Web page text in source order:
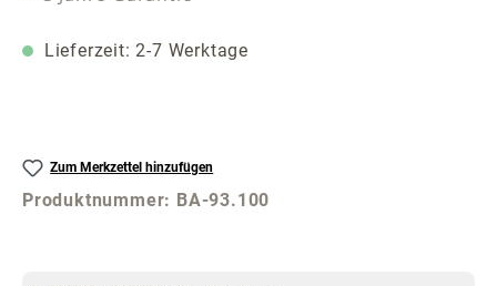
Lieferzeit: 2-7 Werktage
Zum Merkzettel hinzufügen
Produktnummer: BA-93.100